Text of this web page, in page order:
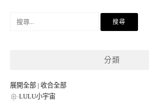
分類
展開全部 | 收合全部
LULU小宇宙